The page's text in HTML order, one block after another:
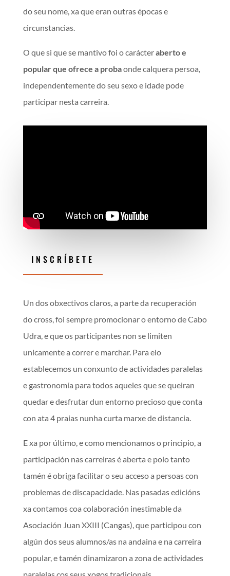
do seu nome, xa que eran outras épocas e
circunstancias.
O que si que se mantivo foi o carácteraberto e
popular que ofrece a probaonde calquera persoa,
independentemente do seu sexo e idade pode
participar nesta carreira.
INSCRÍBETE
Un dos obxectivos claros, a parte da recuperación
do cross, foi sempre promocionar o entorno de Cabo
Udra, e que os participantes non se limiten
unicamente a correr e marchar. Para elo
establecemos un conxunto de actividades paralelas
e gastronomía para todos aqueles que se queiran
quedar e desfrutar dun entorno precioso que conta
con ata 4 praias nunha curta marxe de distancia.
E xa por último, e como mencionamos o principio, a
participación nas carreiras é aberta e polo tanto
tamén é obriga facilitar o seu acceso a persoas con
problemas de discapacidade. Nas pasadas edicións
xa contamos coa colaboración inestimable da
Asociación Juan XXIII (Cangas), que participou con
algún dos seus alumnos/as na andaina e na carreira
popular, e tamén dinamizaron a zona de actividades